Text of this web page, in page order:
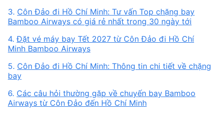
3. Côn Đảo đi Hồ Chí Minh: Tư vấn Top chặng bay
Bamboo Airways có giá rẻ nhất trong 30 ngày tới
4.Đặt vé máy bay Tết 2027 từ Côn Đảo đi Hồ Chí
Minh Bamboo Airways
5. Côn Đảo đi Hồ Chí Minh: Thông tin chi tiết về chặng
bay
6. Các câu hỏi thường gặp về chuyến bay Bamboo
Airways từ Côn Đảo đến Hồ Chí Minh